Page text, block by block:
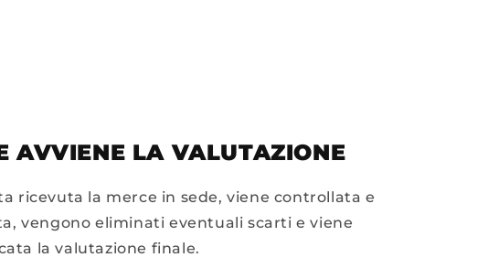
AVVIENE LA VALUTAZIONE
ricevuta la merce in sede, viene controllata e
vengono eliminati eventuali scarti e viene
la valutazione finale.